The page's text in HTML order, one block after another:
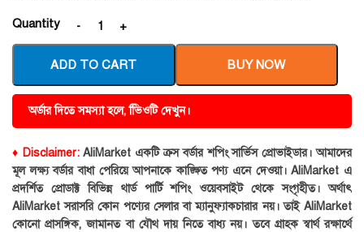
Quantity
ADD TO CART BUY NOW
অর্ডার দিতে সমস্যা হলে, ভিিওটি দেখুন।
♦ Disclaimer:AliMarket একটি ক্রস বর্ডার শপিং সার্ভিস প্রোভাইডার। আমাদের
মূল লক্ষ্য বর্ডার বাধা পেরিয়ে আপনাকে কাঙ্ক্ষিত পণ্য এনে দেওয়া। AliMarket এ
প্রদর্শিত প্রোডাক্ট বিভিন্ন থার্ড পার্টি শপিং ওয়েবসাইট থেকে সংগৃহীত। অর্থাৎ
AliMarket সরাসরি কোন পণ্যের সেলার বা ম্যানুফ্যাকচারার নয়। তাই AliMarket
কোনো প্রাসঙ্গিক, জামানত বা যৌথ দায় নিতে বাধ্য নয়। তবে গ্রাহক স্বার্থ রক্ষার্থে